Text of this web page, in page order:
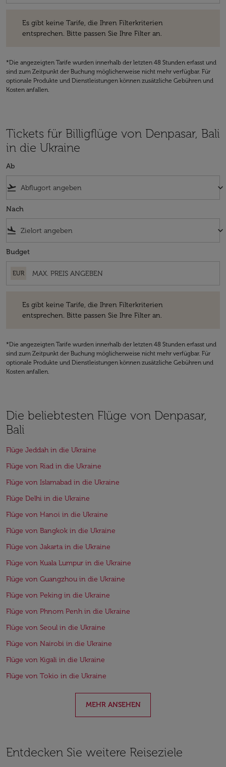
Es gibt keine Tarife, die Ihren Filterkriterien
entsprechen. Bitte passen Sie Ihre Filter an.
*Die angezeigten Tarife wurden innerhalb der letzten 48 Stunden erfasst und
sind zum Zeitpunkt der Buchung möglicherweise nicht mehr verfügbar. Für
optionale Produkte und Dienstleistungen können zusätzliche Gebühren und
Kosten anfallen.
Tickets für Billigflüge von Denpasar, Bali
in die Ukraine
Ab
flight_takeoff keyboard_arrow_down
Nach
flight_land keyboard_arrow_down
Budget
EUR
Es gibt keine Tarife, die Ihren Filterkriterien
entsprechen. Bitte passen Sie Ihre Filter an.
*Die angezeigten Tarife wurden innerhalb der letzten 48 Stunden erfasst und
sind zum Zeitpunkt der Buchung möglicherweise nicht mehr verfügbar. Für
optionale Produkte und Dienstleistungen können zusätzliche Gebühren und
Kosten anfallen.
Die beliebtesten Flüge von Denpasar,
Bali
Flüge Jeddah in die Ukraine
Flüge von Riad in die Ukraine
Flüge von Islamabad in die Ukraine
Flüge Delhi in die Ukraine
Flüge von Hanoi in die Ukraine
Flüge von Bangkok in die Ukraine
Flüge von Jakarta in die Ukraine
Flüge von Kuala Lumpur in die Ukraine
Flüge von Guangzhou in die Ukraine
Flüge von Peking in die Ukraine
Flüge von Phnom Penh in die Ukraine
Flüge von Seoul in die Ukraine
Flüge von Nairobi in die Ukraine
Flüge von Kigali in die Ukraine
Flüge von Tokio in die Ukraine
MEHR ANSEHEN
Entdecken Sie weitere Reiseziele